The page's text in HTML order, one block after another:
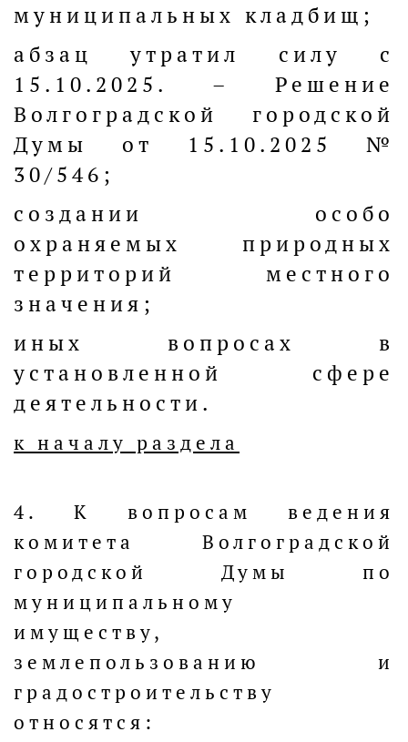
муниципальных кладбищ;
абзац утратил силу с
15.10.2025. – Решение
Волгоградской городской
Думы от 15.10.2025 №
30/546;
создании особо
охраняемых природных
территорий местного
значения;
иных вопросах в
установленной сфере
деятельности.
к началу раздела
4. К вопросам ведения
комитета Волгоградской
городской Думы по
муниципальному
имуществу,
землепользованию и
градостроительству
относятся: